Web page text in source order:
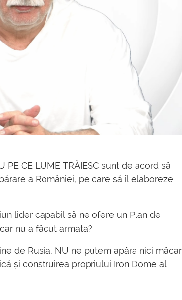
CE LUME TRĂIESC sunt de acord să
a României, pe care să îl elaboreze
lider capabil să ne ofere un Plan de
nu a făcut armata?
de Rusia, NU ne putem apăra nici măcar
și construirea propriului Iron Dome al